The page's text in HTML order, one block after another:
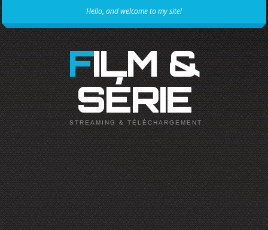
Hello, and welcome to my site!
FILM &
SÉRIE
STREAMING & TÉLÉCHARGEMENT